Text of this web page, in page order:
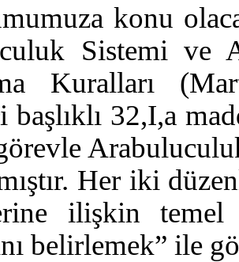
konu
Sistemi ve
Kuralları
başlıklı 32,I,a
Her iki
ilişkin
belirlemek” ile